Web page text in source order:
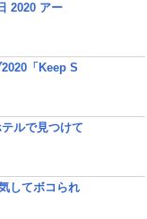
2020 アー
「Keep S
ルで見つけて
してボコられ